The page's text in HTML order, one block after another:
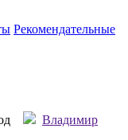
Рекомендательные
Владимир